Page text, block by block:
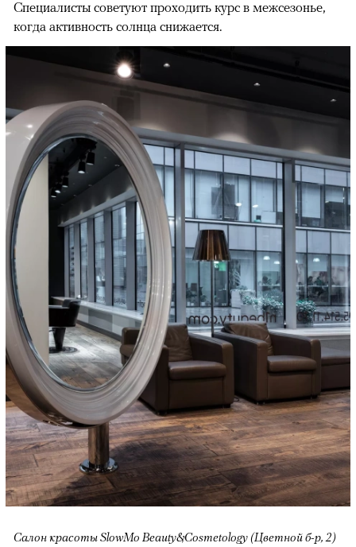
Специалисты советуют проходить курс в межсезонье,
когда активность солнца снижается.
Cалон красоты SlowMo Beauty&Cosmetology (Цветной б-р, 2)